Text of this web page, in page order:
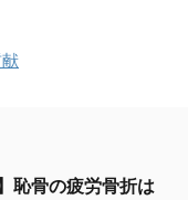
恥骨の疲労骨折は